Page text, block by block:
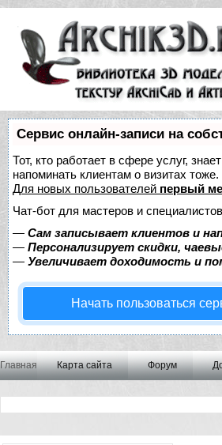
Сервис онлайн-записи на
Тот, кто работает в сфере услуг,
напоминать клиентам о визитах
Для новых пользователей первый
Чат-бот для мастеров и
— Сам записывает клиентов и
— Персонализирует скидки,
— Увеличивает доходимость и
Начать пользоваться
Главная Карта сайта Форум